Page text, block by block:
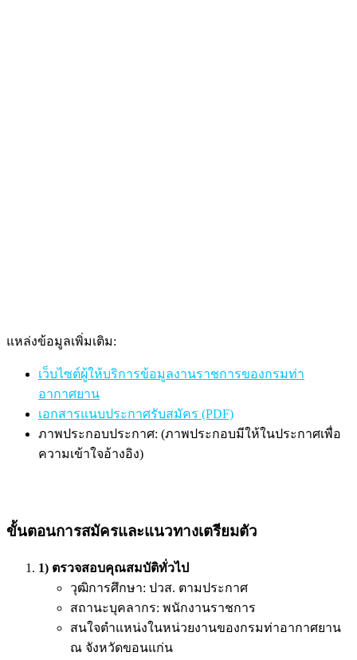
แหล่งข้อมูลเพิ่มเติม:
เว็บไซต์ผู้ให้บริการข้อมูลงานราชการของกรมท่า
อากาศยาน
เอกสารแนบประกาศรับสมัคร (PDF)
ภาพประกอบประกาศ: (ภาพประกอบมีให้ในประกาศเพื่อ
ความเข้าใจอ้างอิง)
ขั้นตอนการสมัครและแนวทางเตรียมตัว
1) ตรวจสอบคุณสมบัติทั่วไป
วุฒิการศึกษา: ปวส. ตามประกาศ
สถานะบุคลากร: พนักงานราชการ
สนใจตำแหน่งในหน่วยงานของกรมท่าอากาศยาน
ณ จังหวัดขอนแก่น